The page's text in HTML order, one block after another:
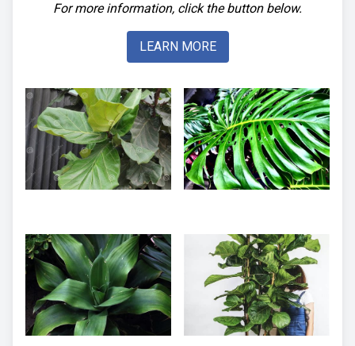
For more information, click the button below.
LEARN MORE